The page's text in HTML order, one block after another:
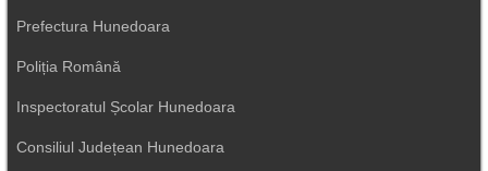
Prefectura Hunedoara
Poliția Română
Inspectoratul Școlar Hunedoara
Consiliul Județean Hunedoara